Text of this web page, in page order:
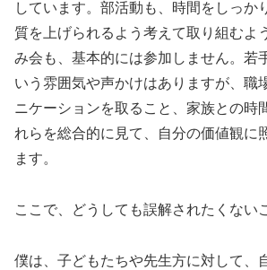
しています。部活動も、時間をしっか
質を上げられるよう考えて取り組むよ
み会も、基本的には参加しません。若
いう雰囲気や声かけはありますが、職
ニケーションを取ること、家族との時
れらを総合的に見て、自分の価値観に
ます。
ここで、どうしても誤解されたくない
僕は、子どもたちや先生方に対して、